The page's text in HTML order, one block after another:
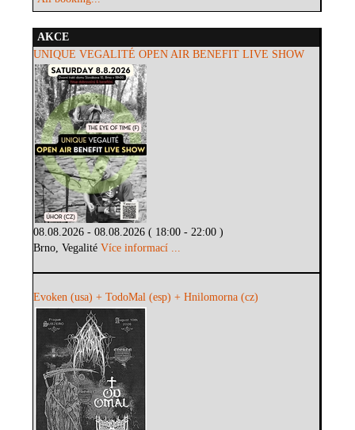
AKCE
UNIQUE VEGALITÉ OPEN AIR BENEFIT LIVE SHOW
08.08.2026 - 08.08.2026 ( 18:00 - 22:00 )
Brno, VegalitéVíce informací ...
Evoken (usa) + TodoMal (esp) + Hnilomorna (cz)